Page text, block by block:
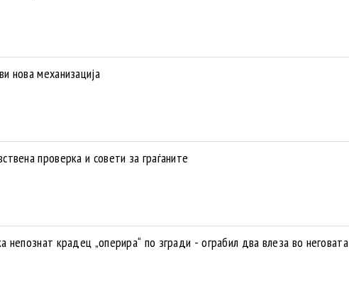
нова механизација
проверка и совети за граѓаните
крадец „оперира“ по згради - ограбил два влеза во неговата